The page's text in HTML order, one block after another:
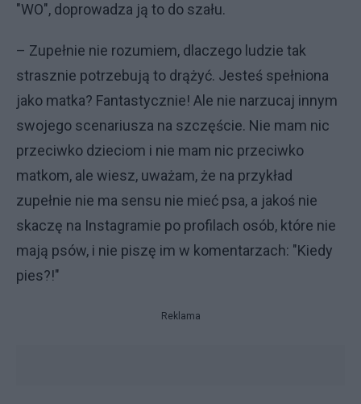
"WO", doprowadza ją to do szału.
– Zupełnie nie rozumiem, dlaczego ludzie tak
strasznie potrzebują to drążyć. Jesteś spełniona
jako matka? Fantastycznie! Ale nie narzucaj innym
swojego scenariusza na szczęście. Nie mam nic
przeciwko dzieciom i nie mam nic przeciwko
matkom, ale wiesz, uważam, że na przykład
zupełnie nie ma sensu nie mieć psa, a jakoś nie
skaczę na Instagramie po profilach osób, które nie
mają psów, i nie piszę im w komentarzach: "Kiedy
pies?!"
Reklama